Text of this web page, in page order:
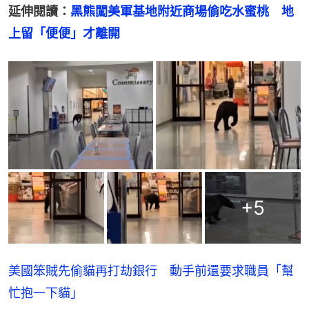
延伸閱讀： 黑熊闖美軍基地附近商場偷吃水蜜桃　地
上留「便便」才離開
+5
美國笨賊先偷貓再打劫銀行 動手前還要求職員「幫
忙抱一下貓」